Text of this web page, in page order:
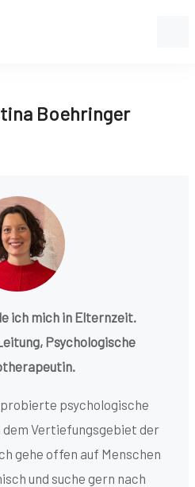
Boehringer
ich mich in Elternzeit.
Psychologische
psychologische
Vertiefungsgebiet der
gehe offen auf Menschen
und suche gern nach